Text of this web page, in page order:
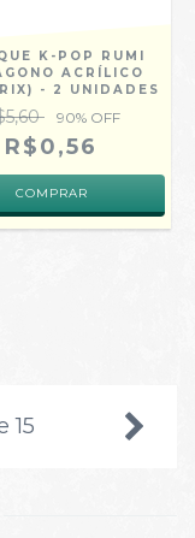
K-POP RUMI
ACRÍLICO
- 2 UNIDADES
90% OFF
R$0,56
15